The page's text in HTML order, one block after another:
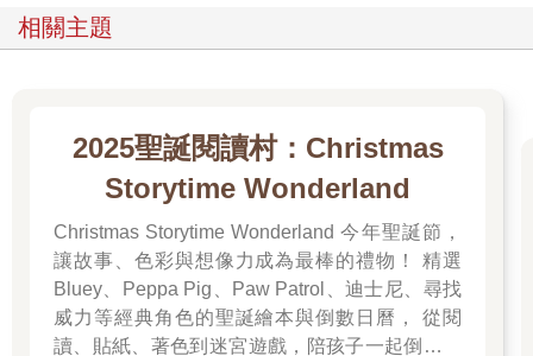
相關主題
2025聖誕閱讀村：Christmas
Storytime Wonderland
Christmas Storytime Wonderland 今年聖誕節，
讓故事、色彩與想像力成為最棒的禮物！ 精選
Bluey、Peppa Pig、Paw Patrol、迪士尼、尋找
威力等經典角色的聖誕繪本與倒數日曆， 從閱
讀、貼紙、著色到迷宮遊戲，陪孩子一起倒數歡